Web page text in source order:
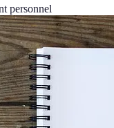
personnel